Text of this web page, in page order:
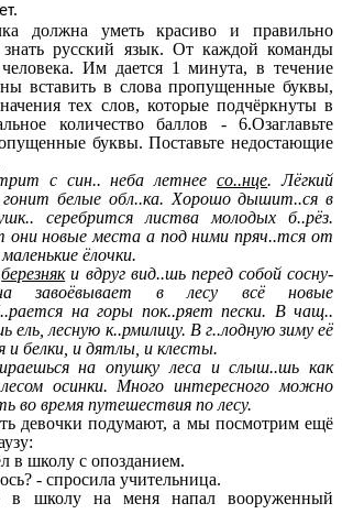
должна уметь красиво и правильно
знать русский язык. От каждой команды
Им дается 1 минута, в течение
вставить в слова пропущенные буквы,
тех слов, которые подчёркнуты в
количество баллов - 6.Озаглавьте
буквы. Поставьте недостающие
с син.. неба летнеесо..нце. Лёгкий
гонит белые обл..ка. Хорошо дышит..ся в
серебрится листва молодых б..рёз.
они новые места а под ними пряч..тся от
ёлочки.
березняки вдруг вид..шь перед собой сосну-
завоёвывает в лесу всё новые
на горы пок..ряет пески. В чащ..
лесную к..рмилицу. В г..лодную зиму её
и белки, и дятлы, и клесты.
на опушку леса и слыш..шь как
осинки. Много интересного можно
во время путешествия по лесу.
девочки подумают, а мы посмотрим ещё
в школу с опозданием.
- спросила учительница.
в школу на меня напал вооруженный